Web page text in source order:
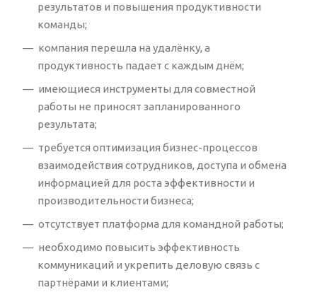
результатов и повышения продуктивности
команды;
компания перешла на удалёнку, а
продуктивность падает с каждым днём;
имеющиеся инструменты для совместной
работы не приносят запланированного
результата;
требуется оптимизация бизнес-процессов
взаимодействия сотрудников, доступа и обмена
информацией для роста эффективности и
производительности бизнеса;
отсутствует платформа для командной работы;
необходимо повысить эффективность
коммуникаций и укрепить деловую связь с
партнёрами и клиентами;